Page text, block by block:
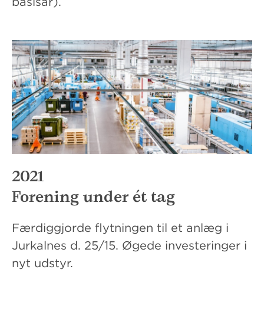
2021
Forening under ét tag
Færdiggjorde flytningen til et anlæg i
Jurkalnes d. 25/15. Øgede investeringer i
nyt udstyr.